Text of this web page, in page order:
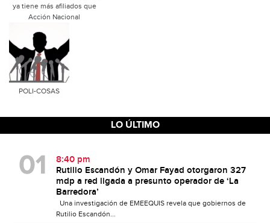
ya tiene más afiliados que
Acción Nacional
POLI-COSAS
LO ÚLTIMO
8:40 pm
Rutilio Escandón y Omar Fayad otorgaron 327
mdp a red ligada a presunto operador de ‘La
Barredora’
Una investigación de EMEEQUIS revela que gobiernos de
Rutilio Escandón...